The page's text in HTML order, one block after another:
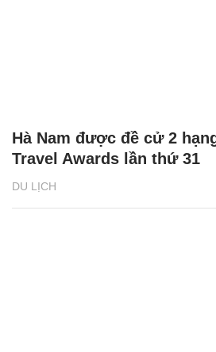
DU LỊCH
Hà Nam được đề cử 2
Travel Awards lần thứ 31